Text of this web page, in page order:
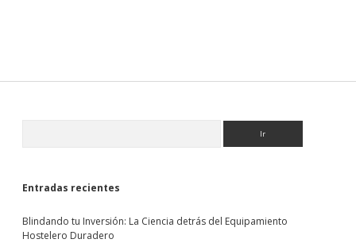
Entradas recientes
Blindando tu Inversión: La Ciencia detrás del Equipamiento
Hostelero Duradero